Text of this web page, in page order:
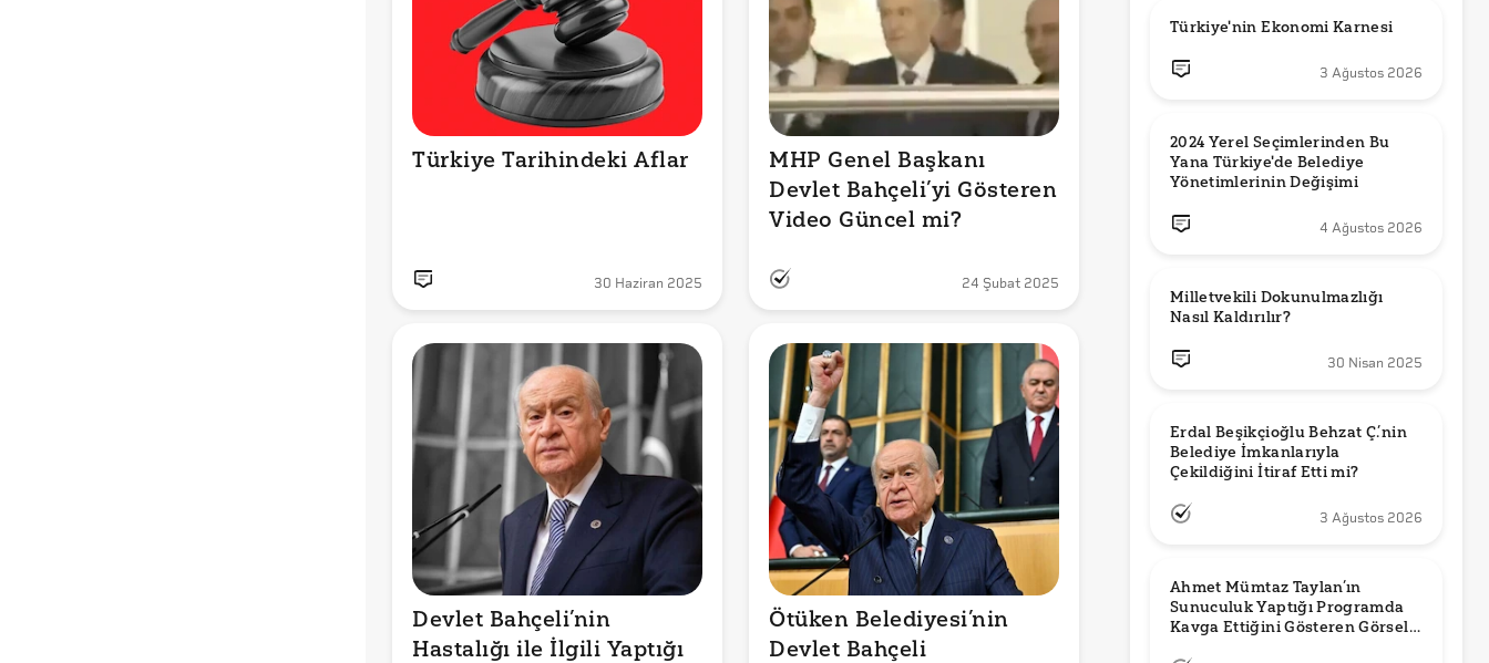
Türkiye Tarihindeki Aflar
30 Haziran 2025
MHP Genel Başkanı
Devlet Bahçeli’yi Gösteren
Video Güncel mi?
24 Şubat 2025
Devlet Bahçeli’nin
Hastalığı ile İlgili Yaptığı
Ötüken Belediyesi’nin
Devlet Bahçeli
Türkiye'nin Ekonomi Karnesi
3 Ağustos 2026
2024 Yerel Seçimlerinden Bu
Yana Türkiye'de Belediye
Yönetimlerinin Değişimi
4 Ağustos 2026
Milletvekili Dokunulmazlığı
Nasıl Kaldırılır?
30 Nisan 2025
Erdal Beşikçioğlu Behzat Ç.’nin
Belediye İmkanlarıyla
3 Ağustos 2026
Ahmet Mümtaz Taylan’ın
Sunuculuk Yaptığı Programda
Kavga Ettiğini Gösteren Görsel